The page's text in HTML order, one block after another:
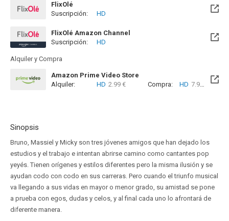
FlixOlé
Suscripción:
HD
FlixOlé Amazon Channel
Suscripción:
HD
Alquiler y Compra
Amazon Prime Video Store
Alquiler:
HD 2.99 € Compra: HD 7.99 €
Sinopsis
Bruno, Massiel y Micky son tres jóvenes amigos que han dejado los
estudios y el trabajo e intentan abrirse camino como cantantes pop
yeyés. Tienen orígenes y estilos diferentes pero la misma ilusión y se
ayudan codo con codo en sus carreras. Pero cuando el triunfo musical
va llegando a sus vidas en mayor o menor grado, su amistad se pone
a prueba con egos, dudas y celos, y al final cada uno lo afrontará de
diferente manera.